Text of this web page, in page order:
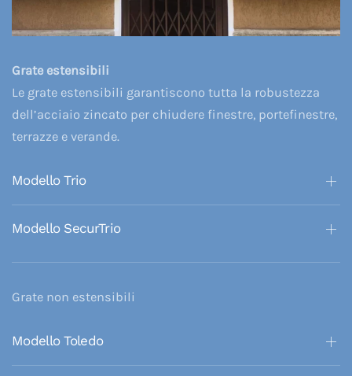
Grate estensibili
Le grate estensibili garantiscono tutta la robustezza
dell’acciaio zincato per chiudere finestre, portefinestre,
terrazze e verande.
Modello Trio
Modello SecurTrio
Grate non estensibili
Modello Toledo